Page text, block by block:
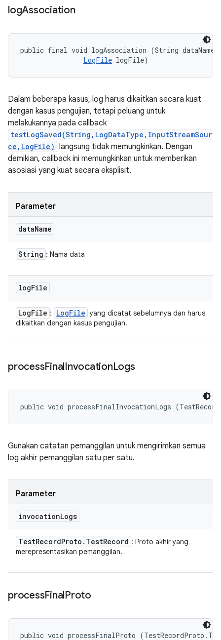
logAssociation
public final void logAssociation (String
LogFile logFile)
Dalam beberapa kasus, log harus dikaitkan secara kuat
dengan kasus pengujian, tetapi peluang untuk
melakukannya pada callback
testLogSaved(String,LogDataType,InputStreamSour
ce,LogFile) langsung tidak memungkinkan. Dengan
demikian, callback ini memungkinkan untuk memberikan
asosiasi yang kuat secara eksplisit.
Parameter
dataName
String : Nama data
logFile
LogFile : LogFile yang dicatat sebelumnya dan harus
dikaitkan dengan kasus pengujian.
processFinalInvocationLogs
public void processFinalInvocationLogs
Gunakan catatan pemanggilan untuk mengirimkan semua
log akhir pemanggilan satu per satu.
Parameter
invocationLogs
TestRecordProto . TestRecord : Proto akhir yang
merepresentasikan pemanggilan.
processFinalProto
public void processFinalProto